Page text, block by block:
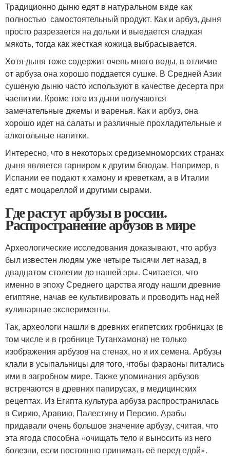
Традиционно дыню едят в натуральном виде как
полностью самостоятельный продукт. Как и арбуз, дыня
просто разрезается на дольки и выедается сладкая
мякоть, тогда как жесткая кожица выбрасывается.
Хотя дыня тоже содержит очень много воды, в отличие
от арбуза она хорошо поддается сушке. В Средней Азии
сушеную дыню часто используют в качестве десерта при
чаепитии. Кроме того из дыни получаются
замечательные джемы и варенья. Как и арбуз, она
хорошо идет на салаты и различные прохладительные и
алкогольные напитки.
Интересно, что в некоторых средиземноморских странах
дыня является гарниром к другим блюдам. Например, в
Испании ее подают к хамону и креветкам, а в Италии
едят с моцареллой и другими сырами.
Где растут арбузы в россии.
Распространение арбузов в мире
Археологические исследования доказывают, что арбуз
был известен людям уже четыре тысячи лет назад, в
двадцатом столетии до нашей эры. Считается, что
именно в эпоху Среднего царства ягоду нашли древние
египтяне, начав ее культивировать и проводить над ней
кулинарные эксперименты.
Так, археологи нашли в древних египетских гробницах (в
том числе и в гробнице Тутанхамона) не только
изображения арбузов на стенах, но и их семена. Арбузы
клали в усыпальницы для того, чтобы фараоны питались
ими в загробном мире. Также упоминания арбузов
встречаются в древних папирусах, в медицинских
рецептах. Из Египта культура арбуза распространилась
в Сирию, Аравию, Палестину и Персию. Арабы
придавали очень большое значение арбузу, считая, что
эта ягода способна «очищать тело и выносить из него
болезни, если постоянно принимать её перед едой».